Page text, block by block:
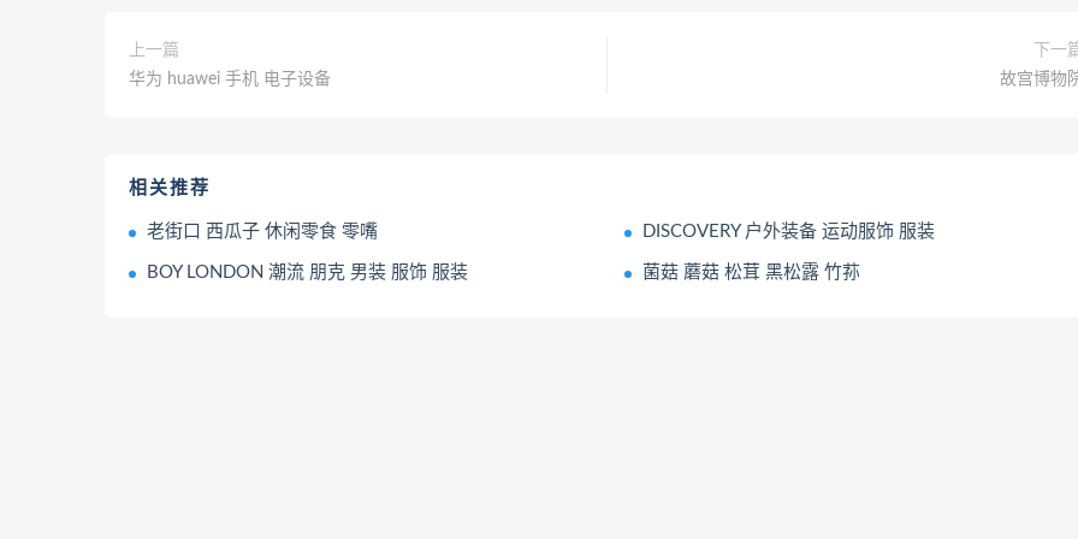
上一篇
华为 huawei 手机 电子设备
下一
故宫博物
相关推荐
老街口 西瓜子 休闲零食 零嘴 DISCOVERY 户外装备 运动服饰 服装
BOY LONDON 潮流 朋克 男装 服饰 服装 菌菇 蘑菇 松茸 黑松露 竹荪